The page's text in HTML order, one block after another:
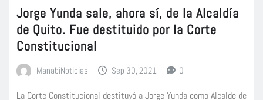
Jorge Yunda sale, ahora sí, de la Alcaldía
de Quito. Fue destituido por la Corte
Constitucional
ManabiNoticias Sep 30, 2021 0
La Corte Constitucional destituyó a Jorge Yunda como Alcalde de